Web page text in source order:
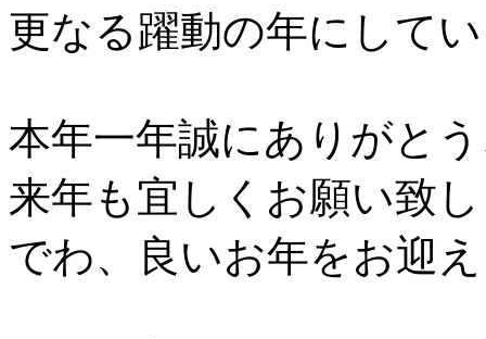
更なる躍動の年にして
本年一年誠にありがと
来年も宜しくお願い致
でわ、良いお年をお迎